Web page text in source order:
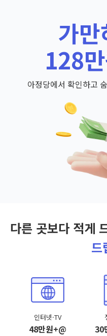
가
128
아정당에서 확인하고
다른 곳보다 적게
드
인터넷·TV
48만원+@ 30